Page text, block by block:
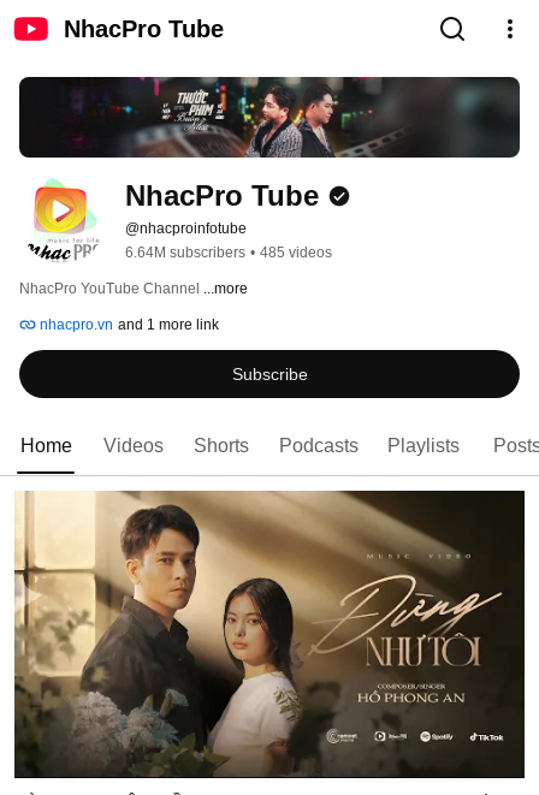
NhacPro Tube
NhacPro Tube
@nhacproinfotube
6.64M subscribers • 485 videos
NhacPro YouTube Channel ...more
nhacpro.vn and 1 more link
Subscribe
Home Videos Shorts Podcasts Playlists